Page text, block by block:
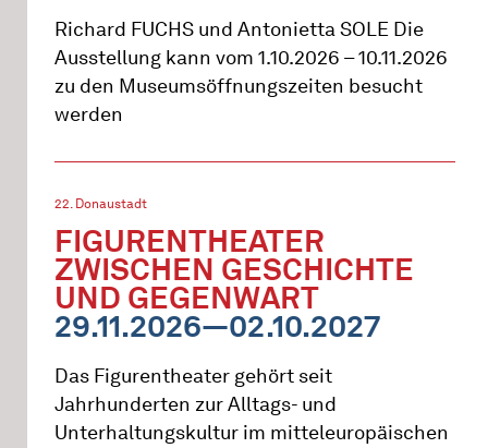
Richard FUCHS und Antonietta SOLE Die
Ausstellung kann vom 1.10.2026 – 10.11.2026
zu den Museumsöffnungszeiten besucht
werden
22. Donaustadt
FIGURENTHEATER
ZWISCHEN GESCHICHTE
UND GEGENWART
29.11.2026—02.10.2027
Das Figurentheater gehört seit
Jahrhunderten zur Alltags- und
Unterhaltungskultur im mitteleuropäischen